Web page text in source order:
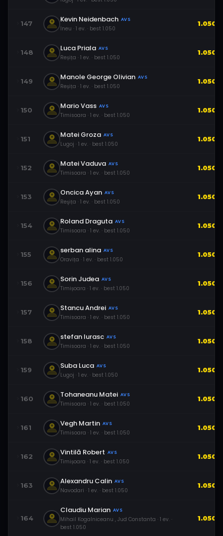
147 Kevin Neidenbach AVS
Ineu · 1 ev. · best 1.050
1.050
148 Luca Priala AVS
Reșița · 1 ev. · best 1.050
1.050
149 Manole George Olivian AVS
Reșița · 1 ev. · best 1.050
1.050
150 Mario Vass AVS
Timisoara · 1 ev. · best 1.050
1.050
151 Matei Groza AVS
Lugoj · 1 ev. · best 1.050
1.050
152 Matei Vaduva AVS
Timisoara · 1 ev. · best 1.050
1.050
153 Oncica Ayan AVS
Reşița · 1 ev. · best 1.050
1.050
154 Roland Draguta AVS
Timisoara · 1 ev. · best 1.050
1.050
155 serban alina AVS
Oravița · 1 ev. · best 1.050
1.050
156 Sorin Judea AVS
Timișoara · 1 ev. · best 1.050
1.050
157 Stancu Andrei AVS
Timisoara · 1 ev. · best 1.050
1.050
158 stefan Iurasc AVS
Timisoara · 1 ev. · best 1.050
1.050
159 Suba Luca AVS
Lugoj · 1 ev. · best 1.050
1.050
160 Tohaneanu Matei AVS
Timisoara · 1 ev. · best 1.050
1.050
161 Vegh Martin AVS
Timisoara · 1 ev. · best 1.050
1.050
162 Vintilă Robert AVS
Timișoara · 1 ev. · best 1.050
1.050
163 Alexandru Calin AVS
Navodari · 1 ev. · best 1.050
1.050
164
Claudiu Marian AVS
Mihail Kogalniceanu , Jud Constanta · 1 ev. ·
best 1.050
1.050